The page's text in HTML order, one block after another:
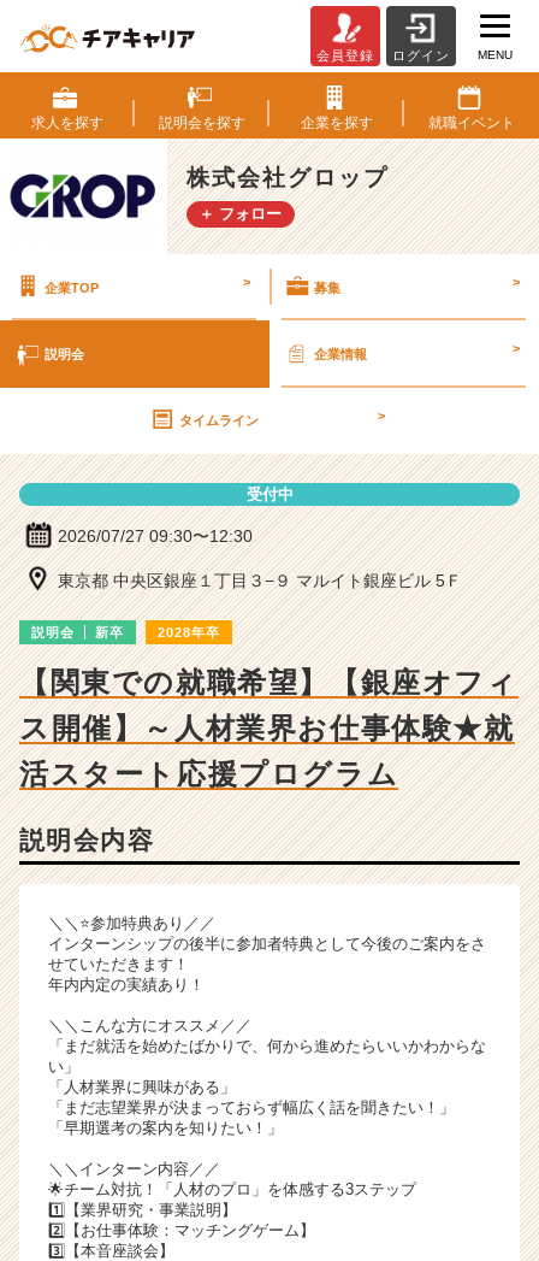
式
会
社
グ
ロ
ッ
明
細
|
ー・
成
企
業
か
ら
ス
カ
ウ
活
サ
イ
チ
ア
キ
ャ
リ
（C
h
e
会員登録 ログイン MENU
求人を探す 説明会を探す 企業を探す 就職イベント
株式会社グロップ
＋ フォロー
企業TOP > 募集 >
説明会 企業情報 >
タイムライン >
受付中
2026/07/27 09:30〜12:30
東京都 中央区銀座１丁目３−９ マルイト銀座ビル 5Ｆ
説明会 新卒 2028年卒
【関東での就職希望】【銀座オフィ
ス開催】～人材業界お仕事体験★就
活スタート応援プログラム
説明会内容
＼＼⭐参加特典あり／／
インターンシップの後半に参加者特典として今後のご案内をさ
せていただきます！
年内内定の実績あり！
＼＼こんな方にオススメ／／
「まだ就活を始めたばかりで、何から進めたらいいかわからな
い」
「人材業界に興味がある」
「まだ志望業界が決まっておらず幅広く話を聞きたい！」
「早期選考の案内を知りたい！」
＼＼インターン内容／／
🌟チーム対抗！「人材のプロ」を体感する3ステップ
1️⃣【業界研究・事業説明】
2️⃣【お仕事体験：マッチングゲーム】
3️⃣【本音座談会】